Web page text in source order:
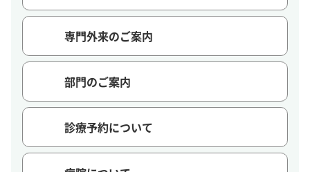
専門外来のご案内
部門のご案内
診療予約について